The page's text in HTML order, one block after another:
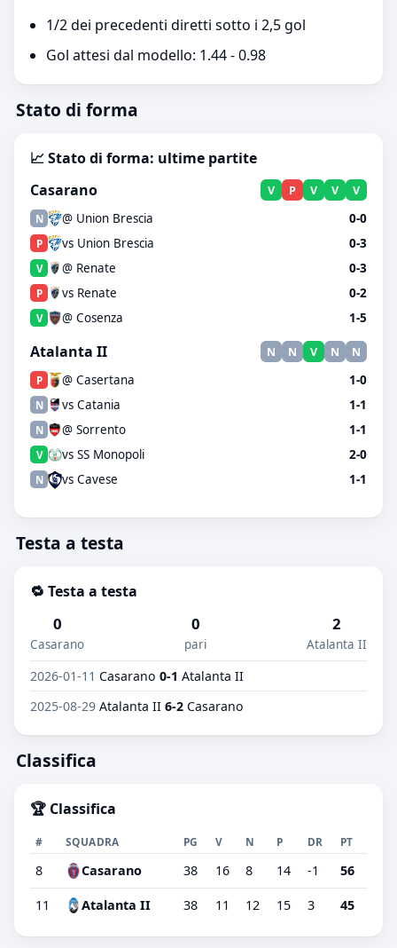
1/2 dei precedenti diretti sotto i 2,5 gol
Gol attesi dal modello: 1.44 - 0.98
Stato di forma
📈 Stato di forma: ultime partite
Casarano
V P V V V
N @ Union Brescia 0-0
P vs Union Brescia 0-3
V @ Renate 0-3
P vs Renate 0-2
V @ Cosenza 1-5
Atalanta II N N V N N
P @ Casertana 1-0
N vs Catania 1-1
N @ Sorrento 1-1
V vs SS Monopoli 2-0
N vs Cavese 1-1
Testa a testa
🔁 Testa a testa
0
Casarano
0
pari
2
Atalanta II
2026-01-11 Casarano 0-1 Atalanta II
2025-08-29 Atalanta II 6-2 Casarano
Classifica
🏆 Classifica
# SQUADRA PG V N P DR PT
8 Casarano 38 16 8 14 -1 56
11 Atalanta II 38 11 12 15 3 45